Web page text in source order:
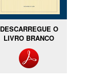
DESCARREGUE O
LIVRO BRANCO